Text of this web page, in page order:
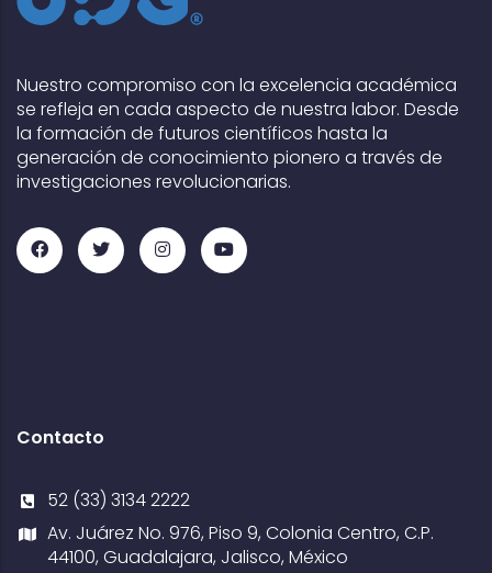
Nuestro compromiso con la excelencia académica
se refleja en cada aspecto de nuestra labor. Desde
la formación de futuros científicos hasta la
generación de conocimiento pionero a través de
investigaciones revolucionarias.
Contacto
52 (33) 3134 2222
Av. Juárez No. 976, Piso 9, Colonia Centro, C.P.
44100, Guadalajara, Jalisco, México